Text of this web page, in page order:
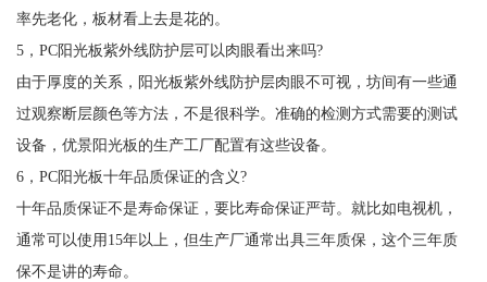
率先老化，板材看上去是花的。
5，PC阳光板紫外线防护层可以肉眼看出来吗?
由于厚度的关系，阳光板紫外线防护层肉眼不可视，坊间有一些通
过观察断层颜色等方法，不是很科学。准确的检测方式需要的测试
设备，优景阳光板的生产工厂配置有这些设备。
6，PC阳光板十年品质保证的含义?
十年品质保证不是寿命保证，要比寿命保证严苛。就比如电视机，
通常可以使用15年以上，但生产厂通常出具三年质保，这个三年质
保不是讲的寿命。